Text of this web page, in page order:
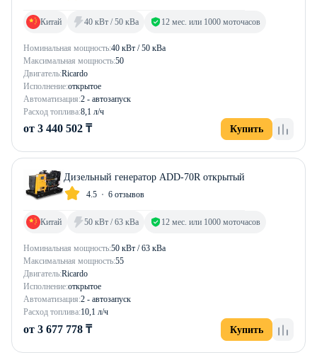
Номинальная мощность:40 кВт / 50 кВа
Максимальная мощность:50
Двигатель:Ricardo
Исполнение:открытое
Автоматизация:2 - автозапуск
Расход топлива:8,1 л/ч
Китай 40 кВт / 50 кВа 12 мес. или 1000 моточасов
от 3 440 502 ₸ Купить
Дизельный генератор ADD-70R открытый
4.5 6 отзывов
Номинальная мощность:50 кВт / 63 кВа
Максимальная мощность:55
Двигатель:Ricardo
Исполнение:открытое
Автоматизация:2 - автозапуск
Расход топлива:10,1 л/ч
Китай 50 кВт / 63 кВа 12 мес. или 1000 моточасов
от 3 677 778 ₸ Купить